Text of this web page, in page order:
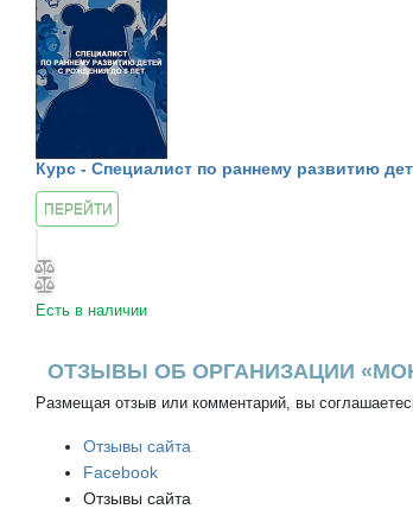
Курс - Специалист по раннему развитию
ПЕРЕЙТИ
Есть в наличии
ОТЗЫВЫ ОБ ОРГАНИЗАЦИИ
Размещая отзыв или комментарий, вы
Отзывы сайта
Facebook
Отзывы сайта